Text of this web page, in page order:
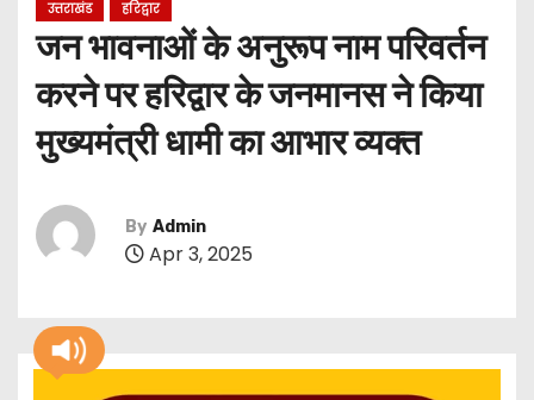
उत्तराखंड हरिद्वार
जन भावनाओं के अनुरूप नाम परिवर्तन
करने पर हरिद्वार के जनमानस ने किया
मुख्यमंत्री धामी का आभार व्यक्त
By Admin
Apr 3, 2025